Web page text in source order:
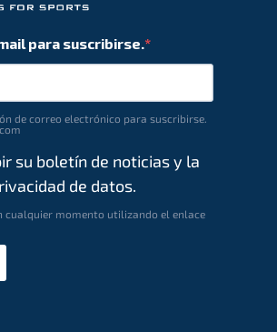
para suscribirse.
de correo electrónico para suscribirse.
su boletín de noticias y la
de datos.
cualquier momento utilizando el enlace